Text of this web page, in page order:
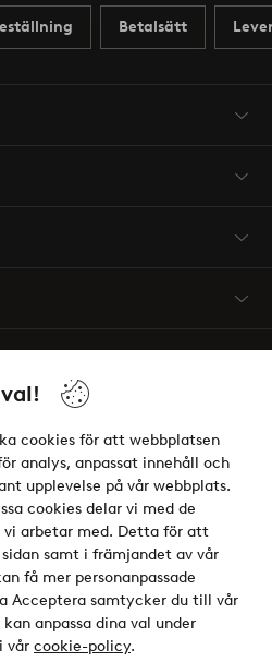
cookies för att webbplatsen
analys, anpassat innehåll och
upplevelse på vår webbplats.
cookies delar vi med de
vi arbetar med. Detta för att
samt i främjandet av vår
få mer personanpassade
Acceptera samtycker du till vår
anpassa dina val under
vår cookie-policy.
Betalsätt
direkt eller dela upp
våra betalalternativ?